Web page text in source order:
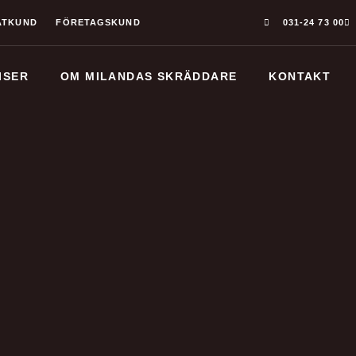
FÖRETAGSKUND 031-24 73 00
OM MILANDAS SKRÄDDARE KONTAKT